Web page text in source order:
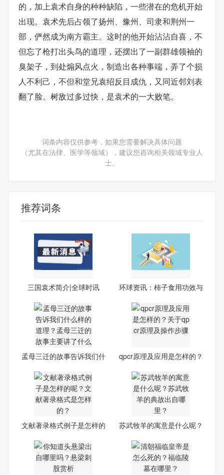
的，加上袁术自身的种种缺陷，一些潜在的危机开始
出现。袁术先后占领了扬州、豫州、司隶和荆州一
部，俨然成为南方霸主。这时的他开始沾沾自喜，不
但忘了枪打出头鸟的道理，还摆出了一副群雄领袖的
臭架子，到处煽风点火，制造出各种事端，弄了个损
人不利己，不但和堂兄袁绍反目成仇，又同近邻刘表
翻了脸。树敌过多过快，是袁术的一大败笔。
词条内容仅供参考，如果您需要解决具体问题
（尤其在法律、医学等领域），建议您咨询相关领域专业人
士。
推荐词条
三国袁术简介|全球时讯
环球资讯：柿子食用功效与
孟母三迁的故事告诉我们什
qpcr原理及应用是怎样的？
文献著录格式例子是怎样的
苏武牧羊的寓意是什么呢？